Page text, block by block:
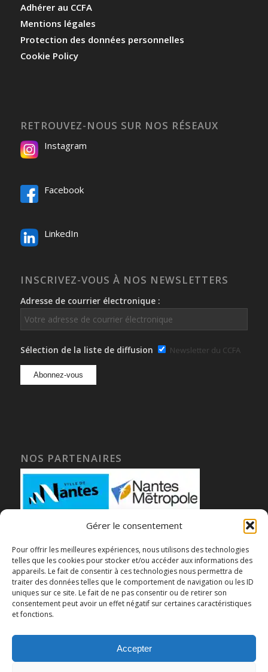
Gérer le consentement
Pour offrir les meilleures expériences, nous utilisons des technologies
telles que les cookies pour stocker et/ou accéder aux informations des
appareils. Le fait de consentir à ces technologies nous permettra de
traiter des données telles que le comportement de navigation ou les ID
uniques sur ce site. Le fait de ne pas consentir ou de retirer son
consentement peut avoir un effet négatif sur certaines caractéristiques
et fonctions.
Accepter
Adhérer au CCFA
Mentions légales
Protection des données personnelles
Cookie Policy
RETROUVEZ-NOUS SUR NOS RÉSEAUX
Instagram
Facebook
LinkedIn
INSCRIVEZ-VOUS À NOS NEWSLETTERS
Adresse de courrier électronique :
Sélection de la liste de diffusion Newsletter du CCFA
NOS PARTENAIRES